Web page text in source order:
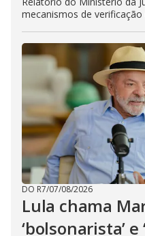
mecanismos de
DO R7/07/08/2026
Lula chama
‘bolsonarista’